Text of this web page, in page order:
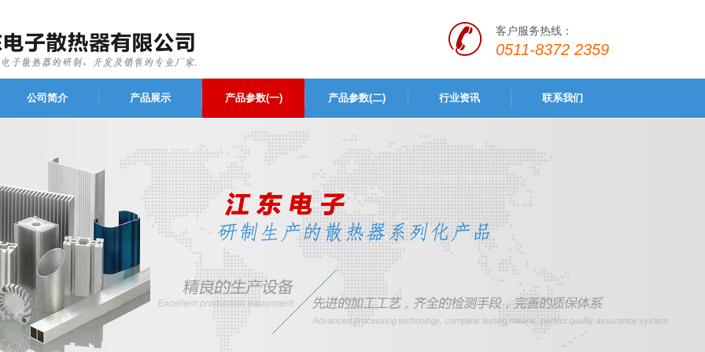
客户服务热线：
0511-8372 2359
公司简介 产品展示 产品参数(一) 产品参数(二) 行业资讯 联系我们